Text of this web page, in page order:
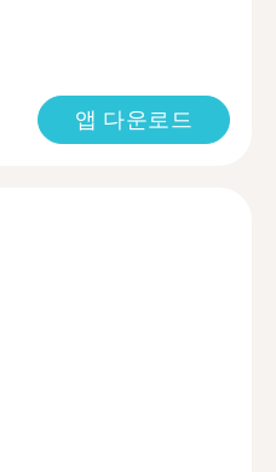
앱 다운로드